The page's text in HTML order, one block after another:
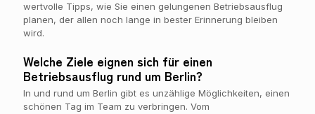
wertvolle Tipps, wie Sie einen gelungenen Betriebsausflug
planen, der allen noch lange in bester Erinnerung bleiben
wird.
Welche Ziele eignen sich für einen
Betriebsausflug rund um Berlin?
In und rund um Berlin gibt es unzählige Möglichkeiten, einen
schönen Tag im Team zu verbringen. Vom